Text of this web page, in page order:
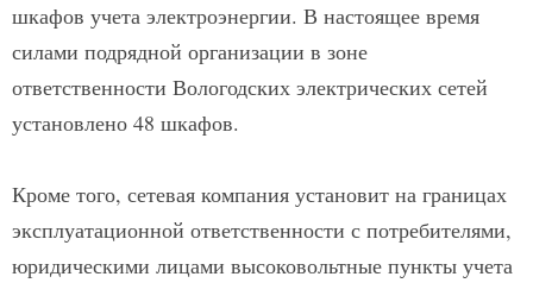
шкафов учета электроэнергии. В настоящее время
силами подрядной организации в зоне
ответственности Вологодских электрических сетей
установлено 48 шкафов.
Кроме того, сетевая компания установит на границах
эксплуатационной ответственности с потребителями,
юридическими лицами высоковольтные пункты учета